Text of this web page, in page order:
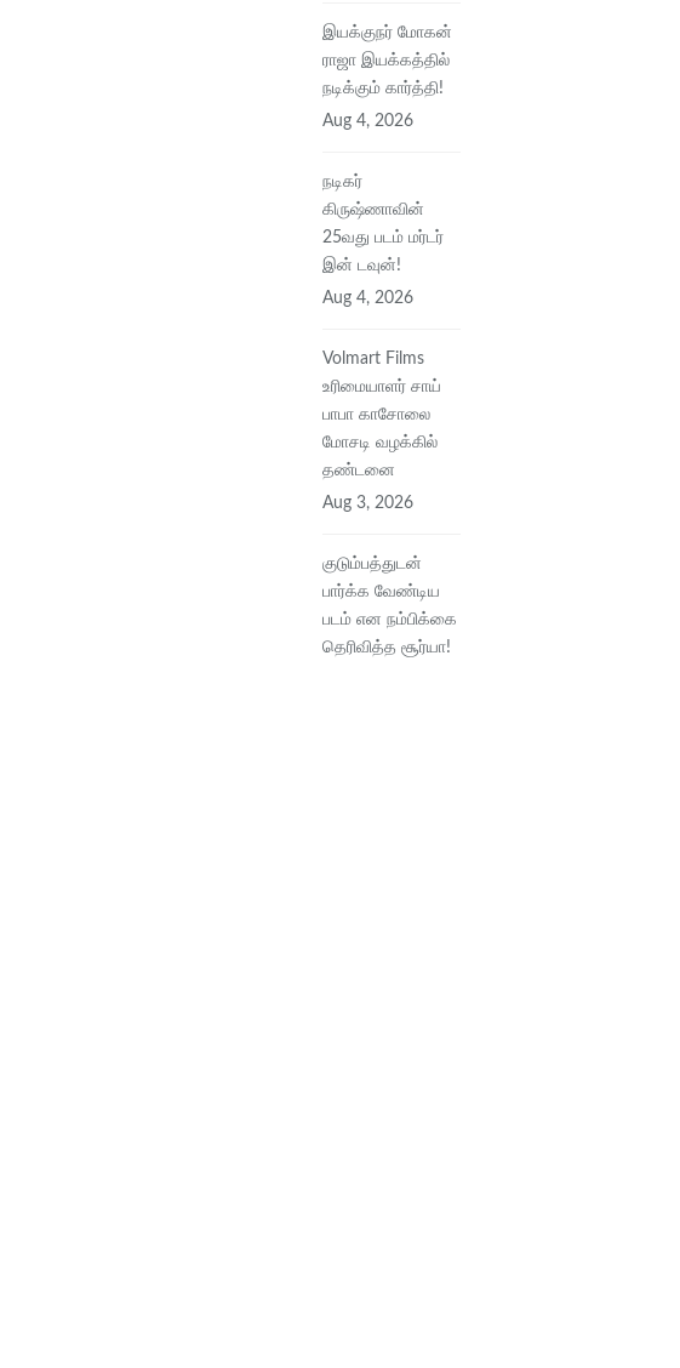
இயக்குநர் மோகன்
ராஜா இயக்கத்தில்
நடிக்கும் கார்த்தி!
Aug 4, 2026
நடிகர்
கிருஷ்ணாவின்
25வது படம் மர்டர்
இன் டவுன்!
Aug 4, 2026
Volmart Films
உரிமையாளர் சாய்
பாபா காசோலை
மோசடி வழக்கில்
தண்டனை
Aug 3, 2026
குடும்பத்துடன்
பார்க்க வேண்டிய
படம் என நம்பிக்கை
தெரிவித்த சூர்யா!